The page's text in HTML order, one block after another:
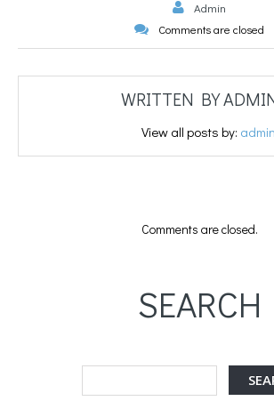
Admin
Comments are closed
WRITTEN BY
View all posts by: admin
Comments are closed.
SEARCH